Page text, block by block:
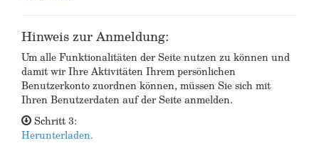
Hinweis zur Anmeldung:
Um alle Funktionalitäten der Seite nutzen zu können und
damit wir Ihre Aktivitäten Ihrem persönlichen
Benutzerkonto zuordnen können, müssen Sie sich mit
Ihren Benutzerdaten auf der Seite anmelden.
Schritt 3:
Herunterladen.